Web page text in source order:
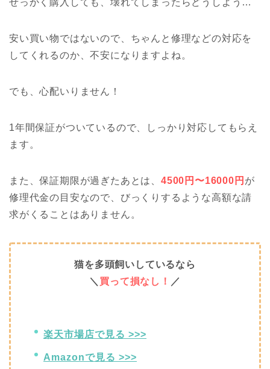
安い買い物ではないので、ちゃんと修理などの対応を
してくれるのか、不安になりますよね。
でも、心配いりません！
1年間保証がついているので、しっかり対応してもらえ
ます。
また、保証期限が過ぎたあとは、 4500円〜16000円 が
修理代金の目安なので、びっくりするような高額な請
求がくることはありません。
猫を多頭飼いしているなら
＼ 買って損なし！ ／
楽天市場店で見る >>>
Amazonで見る >>>